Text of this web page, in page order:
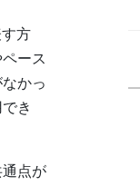
方
ース
かっ
き
点が